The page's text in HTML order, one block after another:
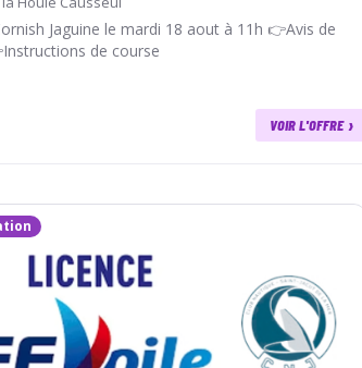
Jaguine le mardi 18 aout à 11h 👉Avis de
de course
VOIR L'OFFRE ›